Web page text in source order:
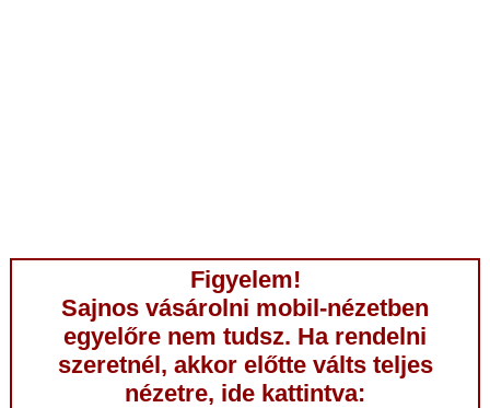
Figyelem!
Sajnos vásárolni mobil-nézetben
egyelőre nem tudsz. Ha rendelni
szeretnél, akkor előtte válts teljes
nézetre, ide kattintva: